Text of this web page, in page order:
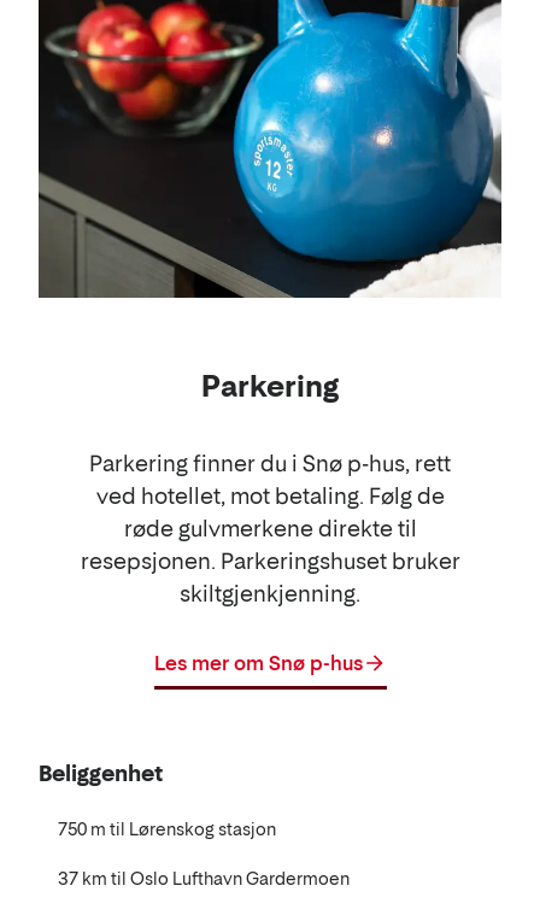
Parkering
Parkering finner du i Snø p-hus, rett
ved hotellet, mot betaling. Følg de
røde gulvmerkene direkte til
resepsjonen. Parkeringshuset bruker
skiltgjenkjenning.
Les mer om Snø p-hus
Beliggenhet
750 m til Lørenskog stasjon
37 km til Oslo Lufthavn Gardermoen